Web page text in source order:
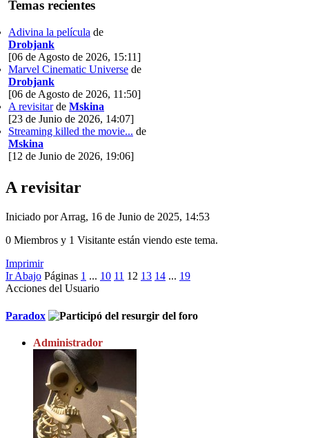
Temas recientes
Adivina la película de
Drobjank
[06 de Agosto de 2026, 15:11]
Marvel Cinematic Universe de
Drobjank
[06 de Agosto de 2026, 11:50]
A revisitarde Mskina
[23 de Junio de 2026, 14:07]
Streaming killed the movie... de
Mskina
[12 de Junio de 2026, 19:06]
A revisitar
Iniciado por Arrag, 16 de Junio de 2025, 14:53
0 Miembros y 1 Visitante están viendo este tema.
Imprimir
Ir Abajo Páginas 1 ... 10 11 12 13 14 ... 19
Acciones del Usuario
Paradox
Administrador